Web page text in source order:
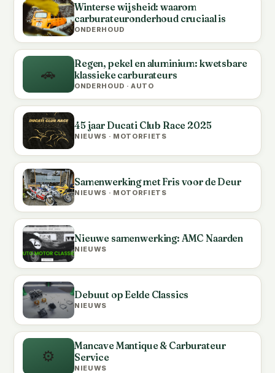
Winterse wijsheid: waarom
carburateuronderhoud cruciaal is
ONDERHOUD
🚗
Regen, pekel en aluminium: kwetsbare
klassieke carburateurs
ONDERHOUD · AUTO
45 jaar Ducati Club Race 2025
NIEUWS · MOTORFIETS
Samenwerking met Fris voor de Deur
NIEUWS · MOTORFIETS
Nieuwe samenwerking: AMC Naarden
NIEUWS
Debuut op Eelde Classics
NIEUWS
⚙️
Mancave Mantique & Carburateur
Service
NIEUWS